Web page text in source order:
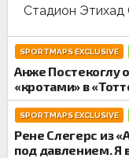
Стадион Этихад
SPORTMAPS EXCLUSIVE
Анже Постекоглу
«кротами» в
SPORTMAPS EXCLUSIVE
Рене Слегерс из
под давлением. Я